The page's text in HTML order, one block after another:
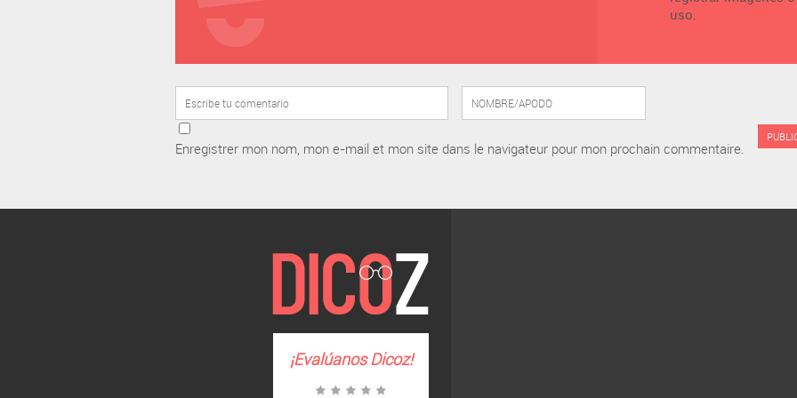
uso.
Enregistrer mon nom, mon e-mail et mon site dans le navigateur pour mon prochain commentaire.
¡EvalúanosDicoz!